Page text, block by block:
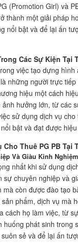
(Promotion Girl) và
thành một giải pháp
nổi bật và để lại ấn
Các Sự Kiện Tại
việc tạo dựng
những người trực
hiệu một cách
hưởng lớn, từ các
sử dụng dịch vụ
bật và đạt được
Thuê PG PB Tại
Và Giàu Kinh Nghiệm
nhất khi sử dụng
chuyên nghiệp và
còn được đào tạo
phẩm, dịch vụ mà
cách họ làm việc, từ
phát sinh trong
sẻ và để lại ấn